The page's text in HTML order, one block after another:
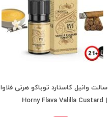
سالت وانیل کاستارد توباکو هرنی فلاوا
| Horny Flava Valilla Custard